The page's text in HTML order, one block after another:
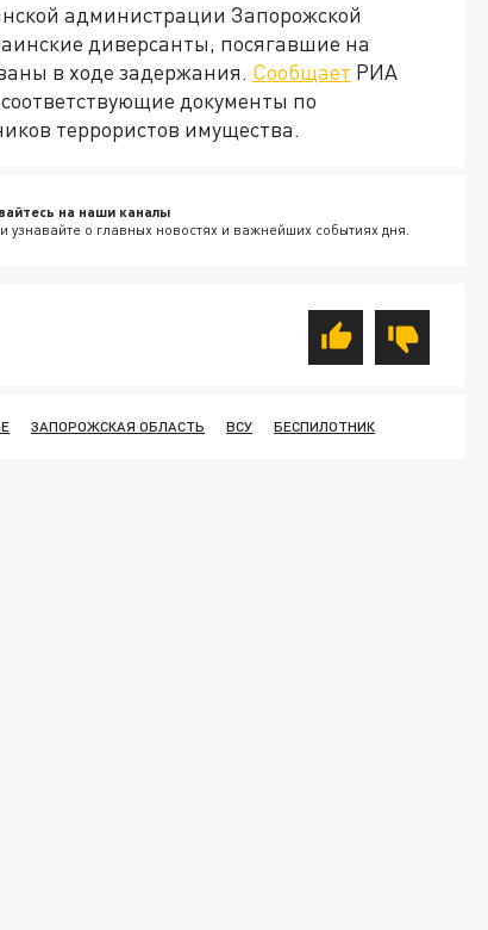
администрации Запорожской
диверсанты, посягавшие на
в ходе задержания. Сообщает РИА
документы по
террористов имущества.
на наши каналы
узнавайте о главных новостях и важнейших событиях дня.
ЗАПОРОЖСКАЯ ОБЛАСТЬ ВСУ БЕСПИЛОТНИК